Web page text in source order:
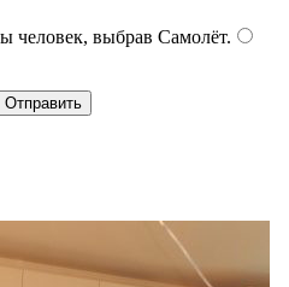
человек, выбрав Самолёт.